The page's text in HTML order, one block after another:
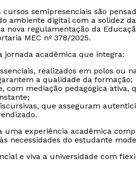
semipresenciais são
ambiente digital com a solidez
nova regulamentação da
MEC nº 378/2025.
acadêmica que integra:
realizados em polos ou
a qualidade da formação;
com mediação pedagógica
que asseguram
uma experiência acadêmica
necessidades do estudante
e viva a universidade com